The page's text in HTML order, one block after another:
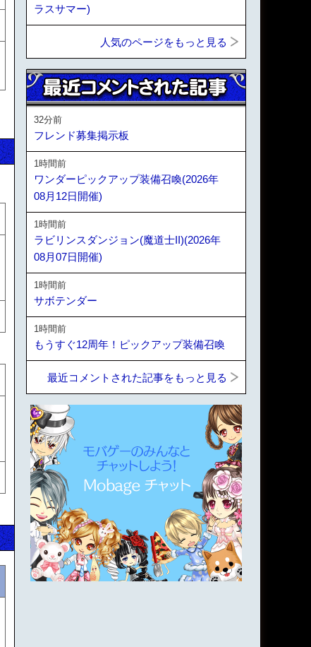
ラスサマー)
人気のページをもっと見る
32分前
フレンド募集掲示板
1時間前
ワンダーピックアップ装備召喚(2026年
08月12日開催)
1時間前
ラビリンスダンジョン(魔道士II)(2026年
08月07日開催)
1時間前
サボテンダー
1時間前
もうすぐ12周年！ピックアップ装備召喚
最近コメントされた記事をもっと見る